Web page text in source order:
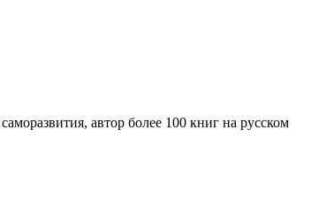
автор более 100 книг на русском